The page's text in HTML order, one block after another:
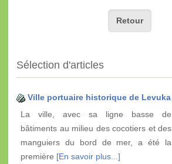
Retour
Sélection d'articles
Ville portuaire historique de Levuka
La ville, avec sa ligne basse de
bâtiments au milieu des cocotiers et des
manguiers du bord de mer, a été la
première [En savoir plus...]